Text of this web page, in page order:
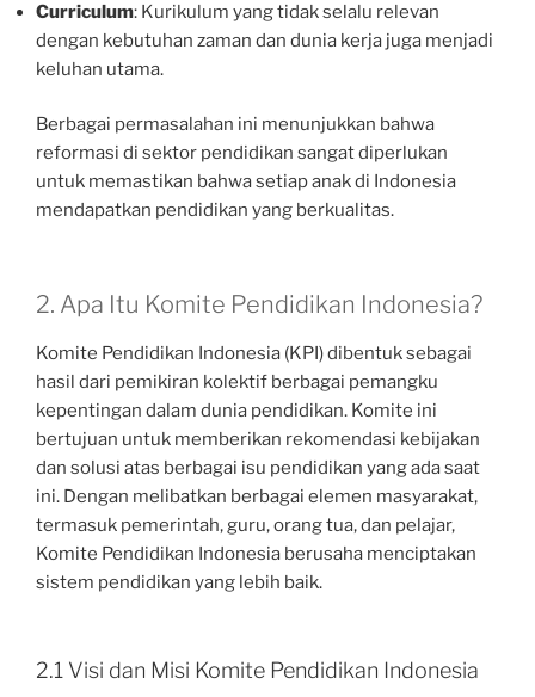
Curriculum: Kurikulum yang tidak selalu relevan
dengan kebutuhan zaman dan dunia kerja juga menjadi
keluhan utama.
Berbagai permasalahan ini menunjukkan bahwa
reformasi di sektor pendidikan sangat diperlukan
untuk memastikan bahwa setiap anak di Indonesia
mendapatkan pendidikan yang berkualitas.
2. Apa Itu Komite Pendidikan Indonesia?
Komite Pendidikan Indonesia (KPI) dibentuk sebagai
hasil dari pemikiran kolektif berbagai pemangku
kepentingan dalam dunia pendidikan. Komite ini
bertujuan untuk memberikan rekomendasi kebijakan
dan solusi atas berbagai isu pendidikan yang ada saat
ini. Dengan melibatkan berbagai elemen masyarakat,
termasuk pemerintah, guru, orang tua, dan pelajar,
Komite Pendidikan Indonesia berusaha menciptakan
sistem pendidikan yang lebih baik.
2.1 Visi dan Misi Komite Pendidikan Indonesia